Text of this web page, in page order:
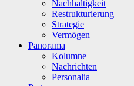
Nachhaltigkeit
Restrukturierung
Strategie
Vermögen
Panorama
Kolumne
Nachrichten
Personalia